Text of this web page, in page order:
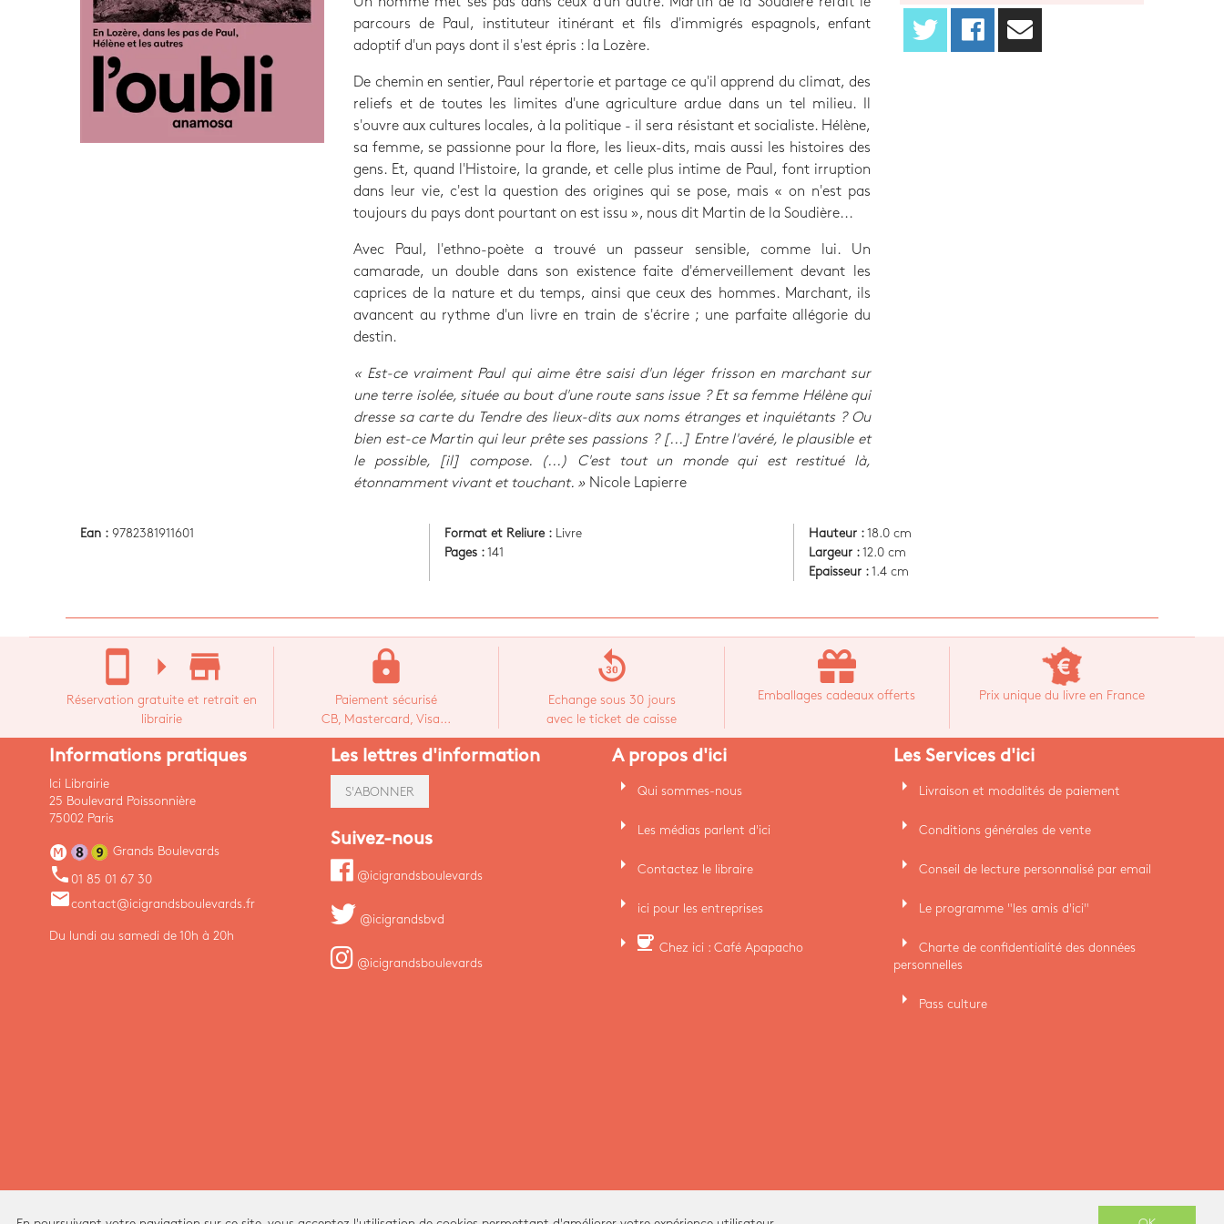
parcours de Paul, instituteur itinérant et fils d'immigrés espagnols, enfant
adoptif d'un pays dont il s'est épris : la Lozère.
De chemin en sentier, Paul répertorie et partage ce qu'il apprend du climat, des
reliefs et de toutes les limites d'une agriculture ardue dans un tel milieu. Il
s'ouvre aux cultures locales, à la politique - il sera résistant et socialiste. Hélène,
sa femme, se passionne pour la flore, les lieux-dits, mais aussi les histoires des
gens. Et, quand l'Histoire, la grande, et celle plus intime de Paul, font irruption
dans leur vie, c'est la question des origines qui se pose, mais « on n'est pas
toujours du pays dont pourtant on est issu », nous dit Martin de la Soudière...
Avec Paul, l'ethno-poète a trouvé un passeur sensible, comme lui. Un
camarade, un double dans son existence faite d'émerveillement devant les
caprices de la nature et du temps, ainsi que ceux des hommes. Marchant, ils
avancent au rythme d'un livre en train de s'écrire ; une parfaite allégorie du
destin.
« Est-ce vraiment Paul qui aime être saisi d'un léger frisson en marchant sur
une terre isolée, située au bout d'une route sans issue ? Et sa femme Hélène qui
dresse sa carte du Tendre des lieux-dits aux noms étranges et inquiétants ? Ou
bien est-ce Martin qui leur prête ses passions ? [...] Entre l'avéré, le plausible et
le possible, [il] compose. (...) C'est tout un monde qui est restitué là,
étonnamment vivant et touchant. » Nicole Lapierre
Ean : 9782381911601 Format et Reliure :
Livre
Pages : 141
Hauteur : 18.0 cm
Largeur : 12.0 cm
Epaisseur : 1.4 cm
stay_current_portrait arrow_right store_mall_directory
Réservation gratuite et retrait en
librairie
lock
Paiement sécurisé
CB, Mastercard, Visa...
replay_30
Echange sous 30 jours
avec le ticket de caisse
Emballages cadeaux offerts Prix unique du livre en France
Informations pratiques
Ici Librairie
25 Boulevard Poissonnière
75002 Paris
Grands Boulevards
phone 01 85 01 67 30
emailcontact@icigrandsboulevards.fr
Du lundi au samedi de 10h à 20h
Les lettres d'information
S'ABONNER
Suivez-nous
@icigrandsboulevards
@icigrandsbvd
@icigrandsboulevards
A propos d'ici
arrow_right Qui sommes-nous
arrow_right Les médias parlent d'ici
arrow_right Contactez le libraire
arrow_right ici pour les entreprises
arrow_right coffee Chez ici : Café Apapacho
Les Services d'ici
arrow_right Livraison et modalités de paiement
arrow_right Conditions générales de vente
arrow_right Conseil de lecture personnalisé par email
arrow_right Le programme "les amis d'ici"
arrow_right
Charte de confidentialité des données
personnelles
arrow_right Pass culture